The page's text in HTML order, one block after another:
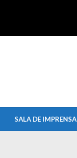
SALA DE IMPRENSA